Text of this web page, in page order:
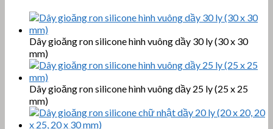
Dây gioăng ron silicone hình vuông dầy 30 ly (30 x 30
mm)
Dây gioăng ron silicone hình vuông dầy 25 ly (25 x 25
mm)